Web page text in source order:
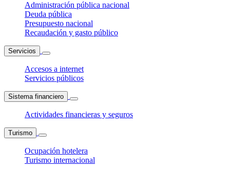
Administración pública nacional
Deuda pública
Presupuesto nacional
Recaudación y gasto público
Servicios
Accesos a internet
Servicios públicos
Sistema financiero
Actividades financieras y seguros
Turismo
Ocupación hotelera
Turismo internacional